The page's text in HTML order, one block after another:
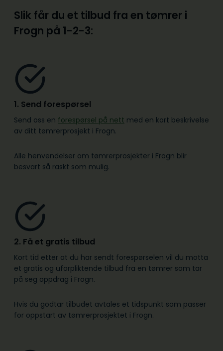
Slik får du et tilbud fra en tømrer i
Frogn på 1-2-3:
1. Send forespørsel
Send oss en forespørsel på nett med en kort beskrivelse
av ditt tømrerprosjekt i Frogn.
Alle henvendelser om tømrerprosjekter i Frogn blir
besvart så raskt som mulig.
2. Få et gratis tilbud
Kort tid etter at du har sendt forespørselen vil du motta
et gratis og uforpliktende tilbud fra en tømrer som tar
på seg oppdrag i Frogn.
Hvis du godtar tilbudet avtales et tidspunkt som passer
for oppstart av tømrerprosjektet i Frogn.